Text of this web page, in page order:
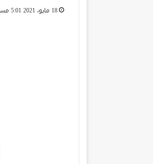
18 مايو، 2021 5:01 مساءً